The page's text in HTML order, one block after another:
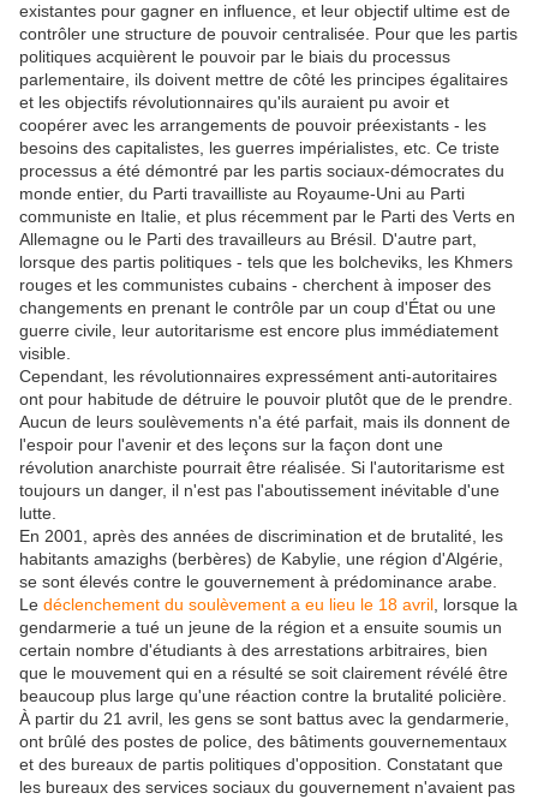
existantes pour gagner en influence, et leur objectif ultime est de
contrôler une structure de pouvoir centralisée. Pour que les partis
politiques acquièrent le pouvoir par le biais du processus
parlementaire, ils doivent mettre de côté les principes égalitaires
et les objectifs révolutionnaires qu'ils auraient pu avoir et
coopérer avec les arrangements de pouvoir préexistants - les
besoins des capitalistes, les guerres impérialistes, etc. Ce triste
processus a été démontré par les partis sociaux-démocrates du
monde entier, du Parti travailliste au Royaume-Uni au Parti
communiste en Italie, et plus récemment par le Parti des Verts en
Allemagne ou le Parti des travailleurs au Brésil. D'autre part,
lorsque des partis politiques - tels que les bolcheviks, les Khmers
rouges et les communistes cubains - cherchent à imposer des
changements en prenant le contrôle par un coup d'État ou une
guerre civile, leur autoritarisme est encore plus immédiatement
visible.
Cependant, les révolutionnaires expressément anti-autoritaires
ont pour habitude de détruire le pouvoir plutôt que de le prendre.
Aucun de leurs soulèvements n'a été parfait, mais ils donnent de
l'espoir pour l'avenir et des leçons sur la façon dont une
révolution anarchiste pourrait être réalisée. Si l'autoritarisme est
toujours un danger, il n'est pas l'aboutissement inévitable d'une
lutte.
En 2001, après des années de discrimination et de brutalité, les
habitants amazighs (berbères) de Kabylie, une région d'Algérie,
se sont élevés contre le gouvernement à prédominance arabe.
Le déclenchement du soulèvement a eu lieu le 18 avril , lorsque la
gendarmerie a tué un jeune de la région et a ensuite soumis un
certain nombre d'étudiants à des arrestations arbitraires, bien
que le mouvement qui en a résulté se soit clairement révélé être
beaucoup plus large qu'une réaction contre la brutalité policière.
À partir du 21 avril, les gens se sont battus avec la gendarmerie,
ont brûlé des postes de police, des bâtiments gouvernementaux
et des bureaux de partis politiques d'opposition. Constatant que
les bureaux des services sociaux du gouvernement n'avaient pas